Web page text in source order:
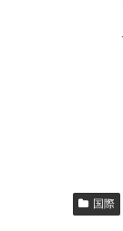
国際